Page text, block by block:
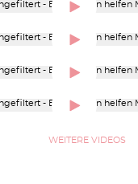
WEITERE VIDEOS